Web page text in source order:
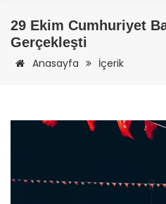
29 Ekim Cumhuriyet
Gerçekleşti
Anasayfa İçerik